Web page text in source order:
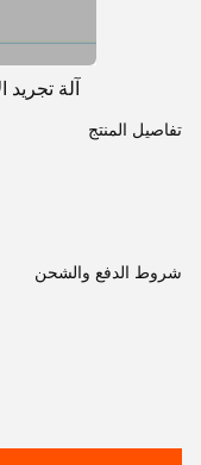
آلة تجريد
تفاصيل المنتج
شروط الدفع والشحن